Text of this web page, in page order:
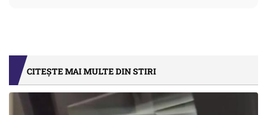
CITEȘTE MAI MULTE DIN STIRI